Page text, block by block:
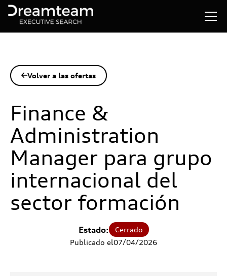
Volver a las ofertas
Finance &
Administration
Manager para grupo
internacional del
sector formación
Estado:
Cerrado
Publicado el07/04/2026